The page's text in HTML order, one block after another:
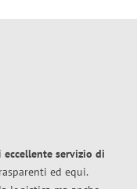
eccellente servizio di
ed equi.